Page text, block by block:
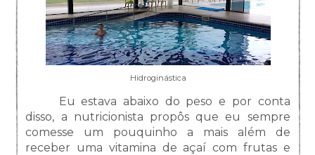
Hidroginástica
Eu estava abaixo do peso e por conta
disso, a nutricionista propôs que eu sempre
comesse um pouquinho a mais além de
receber uma vitamina de açaí com frutas e